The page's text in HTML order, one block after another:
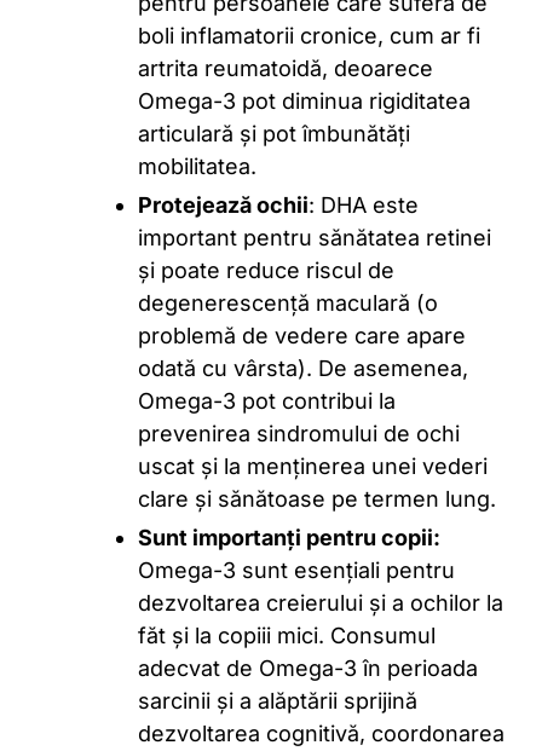
boli inflamatorii cronice, cum ar fi
artrita reumatoidă, deoarece
Omega-3 pot diminua rigiditatea
articulară și pot îmbunătăți
mobilitatea.
Protejează ochii: DHA este
important pentru sănătatea retinei
și poate reduce riscul de
degenerescență maculară (o
problemă de vedere care apare
odată cu vârsta). De asemenea,
Omega-3 pot contribui la
prevenirea sindromului de ochi
uscat și la menținerea unei vederi
clare și sănătoase pe termen lung.
Sunt importanți pentru copii:
Omega-3 sunt esențiali pentru
dezvoltarea creierului și a ochilor la
făt și la copiii mici. Consumul
adecvat de Omega-3 în perioada
sarcinii și a alăptării sprijină
dezvoltarea cognitivă, coordonarea